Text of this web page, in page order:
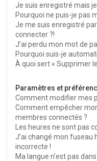
Je suis enregistré mais
Pourquoi ne puis-je pas
Je me suis enregistré
connecter ?!
J’ai perdu mon mot de
Pourquoi suis-je
À quoi sert « Supprimer
Paramètres et
Comment modifier mes
Comment empêcher
membres connectés ?
Les heures ne sont pas
J’ai changé mon fuseau
incorrecte !
Ma langue n’est pas